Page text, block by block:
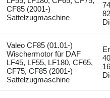
CF85 (2001-)
Sattelzugmaschine
Valeo CF85 (01.01-)
Wischermotor für DAF
LF45, LF55, LF180, CF65,
CF75, CF85 (2001-)
Sattelzugmaschine